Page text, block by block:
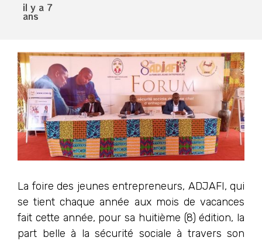
il y a 7
ans
La foire des jeunes entrepreneurs, ADJAFI, qui
se tient chaque année aux mois de vacances
fait cette année, pour sa huitième (8) édition, la
part belle à la sécurité sociale à travers son